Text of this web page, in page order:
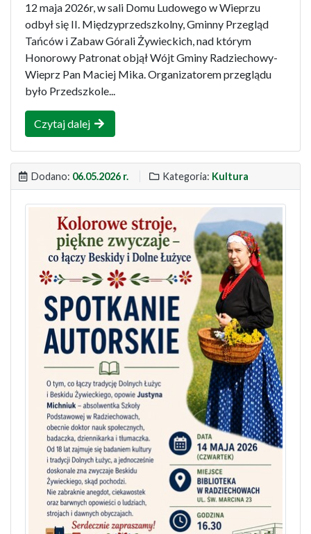
12 maja 2026r, w sali Domu Ludowego w Wieprzu
odbył się II. Międzyprzedszkolny, Gminny Przegląd
Tańców i Zabaw Górali Żywieckich, nad którym
Honorowy Patronat objął Wójt Gminy Radziechowy-
Wieprz Pan Maciej Mika. Organizatorem przeglądu
było Przedszkole...
Czytaj dalej
Dodano: 06.05.2026 r. Kategoria: Kultura